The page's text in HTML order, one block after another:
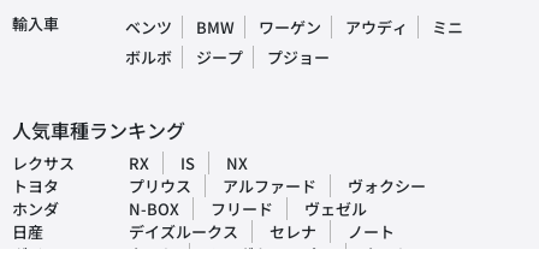
輸入車 ベンツ BMW ワーゲン アウディ
ミニ
ボルボ
ジープ プジョー
人気車種ランキング
レクサス RX IS
NX
トヨタ
プリウス アルファード
ヴォクシー
ホンダ
N-BOX フリード
ヴェゼル
日産
デイズルークス セレナ
ノート
ダイハツ
タント ムーヴキャンパス
タフト